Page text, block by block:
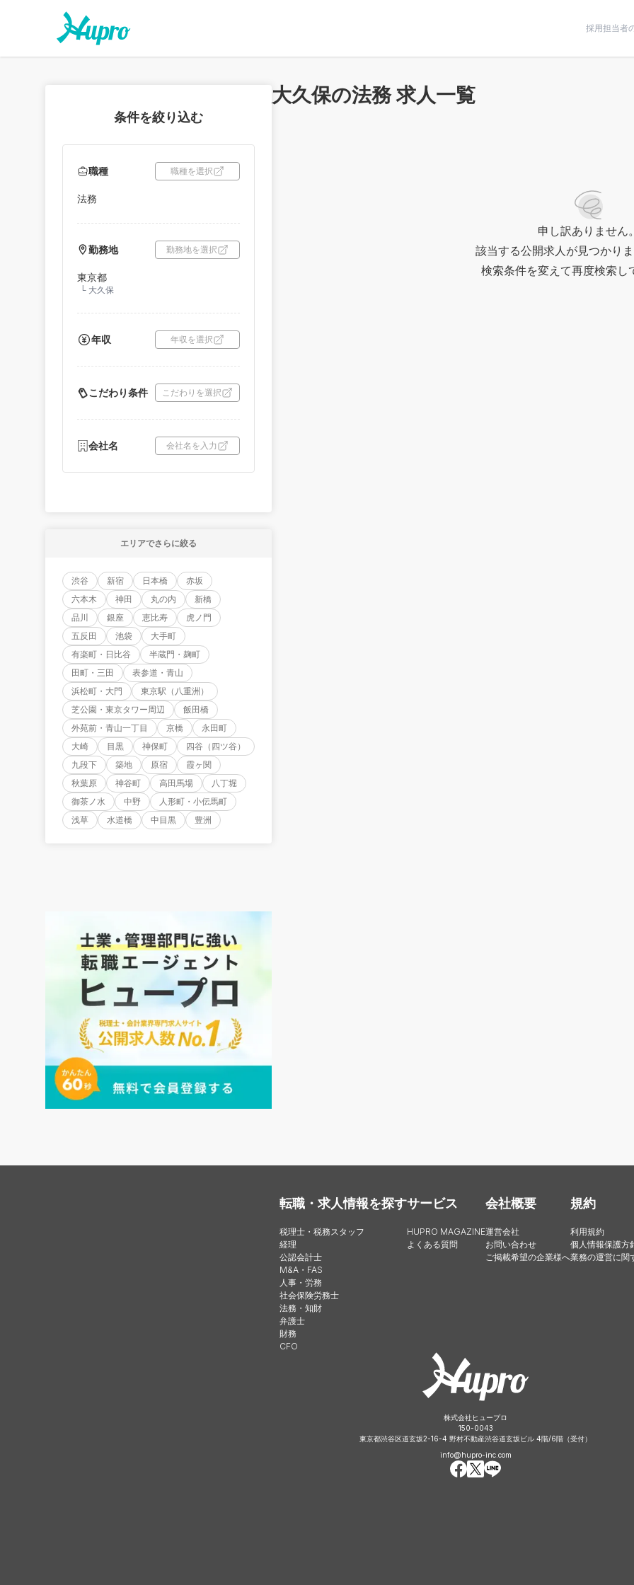
採用担当者
条件を絞り込む
職種 職種を選択
法務
勤務地 勤務地を選択
東京都
└ 大久保
年収 年収を選択
こだわり条件 こだわりを選択
会社名 会社名を入力
エリアでさらに絞る
渋谷 新宿 日本橋
赤坂
六本木
神田 丸の内
新橋
品川
銀座 恵比寿
虎ノ門
五反田
池袋
大手町
有楽町・日比谷
半蔵門・麹町
田町・三田
表参道・青山
浜松町・大門
東京駅（八重洲）
芝公園・東京タワー周辺
飯田橋
外苑前・青山一丁目
京橋
永田町
大崎
目黒 神保町
四谷（四ツ谷）
九段下
築地 原宿
霞ヶ関
秋葉原
神谷町 高田馬場
八丁堀
御茶ノ水
中野
人形町・小伝馬町
浅草
水道橋 中目黒 豊洲
大久保の法務 求人一覧
申し訳ありません。
該当する公開求人が見つかりま
検索条件を変えて再度検索し
転職・求人情報を探す
税理士・税務スタッフ
経理
公認会計士
M&A・FAS
人事・労務
社会保険労務士
法務・知財
弁護士
財務
CFO
サービス
HUPRO MAGAZINE
よくある質問
会社概要
運営会社
お問い合わせ
ご掲載希望の企業様へ
規約
利用規約
個人情報保護方
業務の運営に関
株式会社ヒュープロ
150-0043
東京都渋谷区道玄坂2-16-4 野村不動産渋谷道玄坂ビル 4階/6階（受付）
info@hupro-inc.com